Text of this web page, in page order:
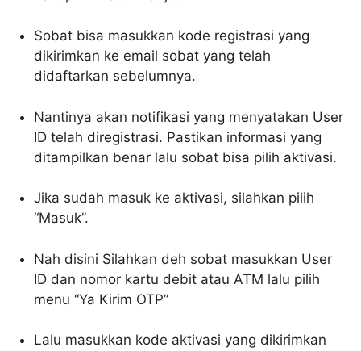
Sobat bisa masukkan kode registrasi yang
dikirimkan ke email sobat yang telah
didaftarkan sebelumnya.
Nantinya akan notifikasi yang menyatakan User
ID telah diregistrasi. Pastikan informasi yang
ditampilkan benar lalu sobat bisa pilih aktivasi.
Jika sudah masuk ke aktivasi, silahkan pilih
“Masuk”.
Nah disini Silahkan deh sobat masukkan User
ID dan nomor kartu debit atau ATM lalu pilih
menu “Ya Kirim OTP”
Lalu masukkan kode aktivasi yang dikirimkan